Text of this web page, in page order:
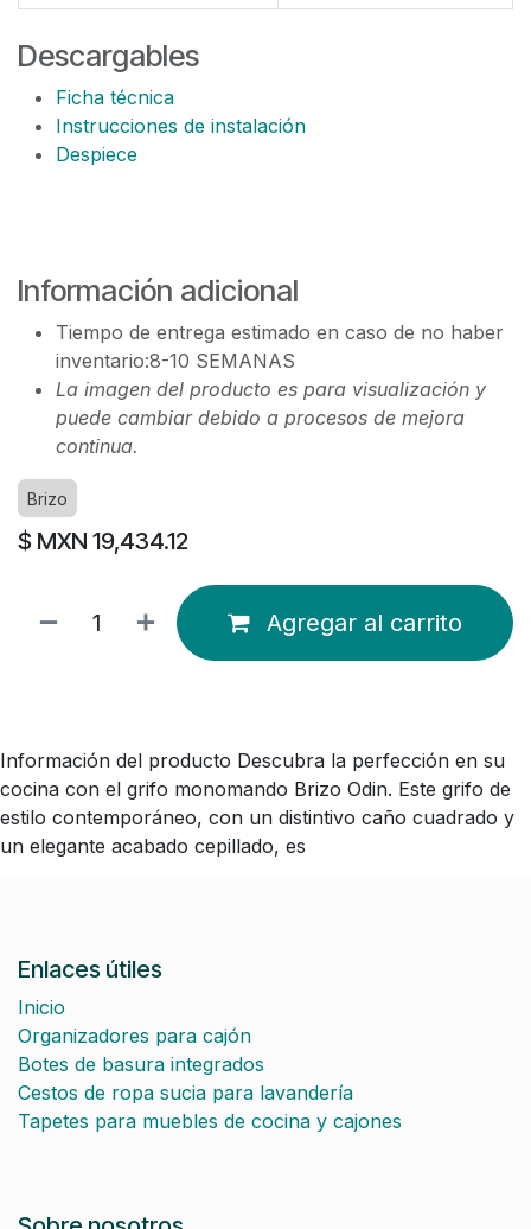
Descargables
Ficha técnica
Instrucciones de instalación
Despiece
Información adicional
Tiempo de entrega estimado en caso de no haber
inventario:8-10 SEMANAS
La imagen del producto es para visualización y
puede cambiar debido a procesos de mejora
continua.
Brizo
$ MXN 19,434.12
Agregar al carrito
Información del producto Descubra la perfección en su
cocina con el grifo monomando Brizo Odin. Este grifo de
estilo contemporáneo, con un distintivo caño cuadrado y
un elegante acabado cepillado, es
Enlaces útiles
Inicio
Organizadores para cajón
Botes de basura integrados
Cestos de ropa sucia para lavandería
Tapetes para muebles de cocina y cajones